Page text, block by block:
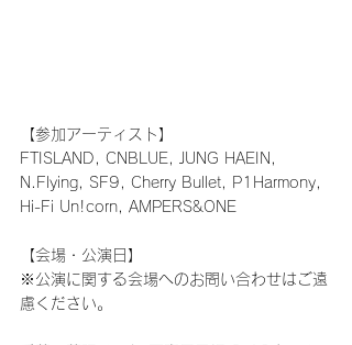
【参加アーティスト】
FTISLAND, CNBLUE, JUNG HAEIN,
N.Flying, SF9, Cherry Bullet, P1Harmony,
Hi-Fi Un!corn, AMPERS&ONE
【会場・公演日】
※公演に関する会場へのお問い合わせはご遠
慮ください。